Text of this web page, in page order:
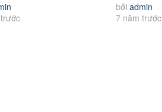
bởi admin
7 năm trước